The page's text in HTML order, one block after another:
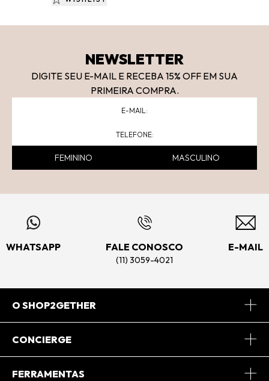
NEWSLETTER
DIGITE SEU E-MAIL E RECEBA 15% OFF EM SUA
PRIMEIRA COMPRA.
FEMININO MASCULINO
WHATSAPP FALE CONOSCO
(11) 3059-4021
E-MAIL
O SHOP2GETHER
Sobre Nós
CONCIERGE
Central de Relacionamento
FERRAMENTAS